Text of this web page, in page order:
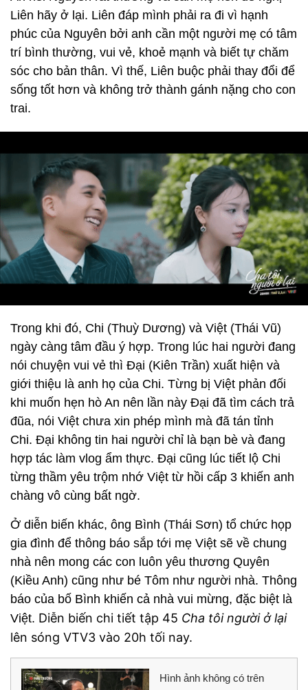
Liên hãy ở lại. Liên đáp mình phải ra đi vì hạnh
phúc của Nguyên bởi anh cần một người mẹ có tâm
trí bình thường, vui vẻ, khoẻ mạnh và biết tự chăm
sóc cho bản thân. Vì thế, Liên buộc phải thay đổi để
sống tốt hơn và không trở thành gánh nặng cho con
trai.
Trong khi đó, Chi (Thuỳ Dương) và Việt (Thái Vũ)
ngày càng tâm đầu ý hợp. Trong lúc hai người đang
nói chuyện vui vẻ thì Đại (Kiên Trần) xuất hiện và
giới thiệu là anh họ của Chi. Từng bị Việt phản đối
khi muốn hẹn hò An nên lần này Đại đã tìm cách trả
đũa, nói Việt chưa xin phép mình mà đã tán tỉnh
Chi. Đại không tin hai người chỉ là bạn bè và đang
hợp tác làm vlog ẩm thực. Đại cũng lúc tiết lộ Chi
từng thầm yêu trộm nhớ Việt từ hồi cấp 3 khiến anh
chàng vô cùng bất ngờ.
Ở diễn biến khác, ông Bình (Thái Sơn) tổ chức họp
gia đình để thông báo sắp tới mẹ Việt sẽ về chung
nhà nên mong các con luôn yêu thương Quyên
(Kiều Anh) cũng như bé Tôm như người nhà. Thông
báo của bố Bình khiến cả nhà vui mừng, đặc biệt là
Việt. Diễn biến chi tiết tập 45 Cha tôi người ở lại
lên sóng VTV3 vào 20h tối nay.
Hình ảnh không có trên